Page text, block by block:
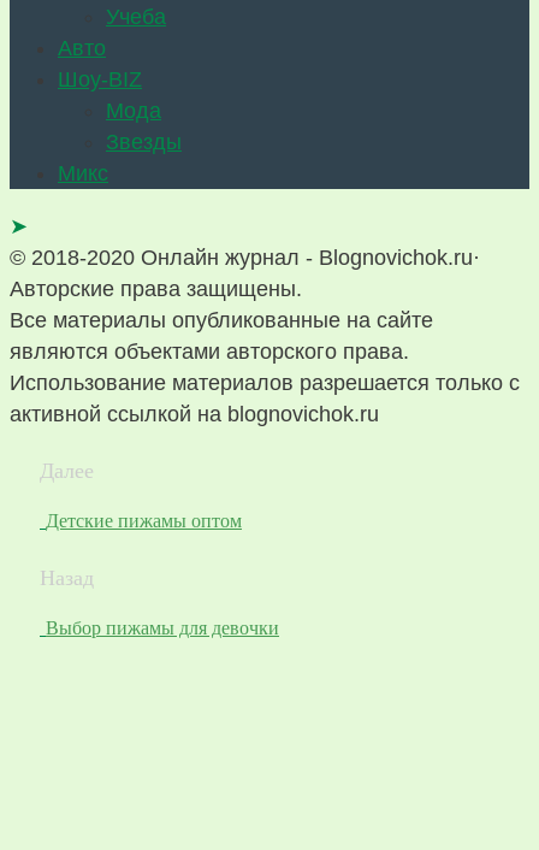
Учеба
Авто
Шоу-BIZ
Мода
Звезды
Микс
➤
© 2018-2020 Онлайн журнал - Blognovichok.ru·
Авторские права защищены.
Все материалы опубликованные на сайте
являются объектами авторского права.
Использование материалов разрешается только с
активной ссылкой на blognovichok.ru
Далее
Детские пижамы оптом
Назад
Выбор пижамы для девочки